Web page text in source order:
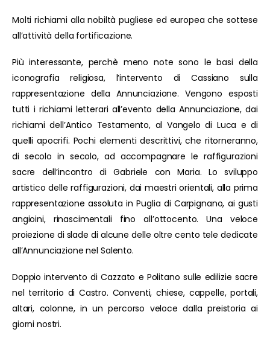
Molti richiami alla nobiltà pugliese ed europea che sottese
all’attività della fortificazione.
Più interessante, perchè meno note sono le basi della
iconografia religiosa, l’intervento di Cassiano sulla
rappresentazione della Annunciazione. Vengono esposti
tutti i richiami letterari all’evento della Annunciazione, dai
richiami dell’Antico Testamento, al Vangelo di Luca e di
quelli apocrifi. Pochi elementi descrittivi, che ritorneranno,
di secolo in secolo, ad accompagnare le raffigurazioni
sacre dell’incontro di Gabriele con Maria. Lo sviluppo
artistico delle raffigurazioni, dai maestri orientali, alla prima
rappresentazione assoluta in Puglia di Carpignano, ai gusti
angioini, rinascimentali fino all’ottocento. Una veloce
proiezione di slade di alcune delle oltre cento tele dedicate
all’Annunciazione nel Salento.
Doppio intervento di Cazzato e Politano sulle edilizie sacre
nel territorio di Castro. Conventi, chiese, cappelle, portali,
altari, colonne, in un percorso veloce dalla preistoria ai
giorni nostri.